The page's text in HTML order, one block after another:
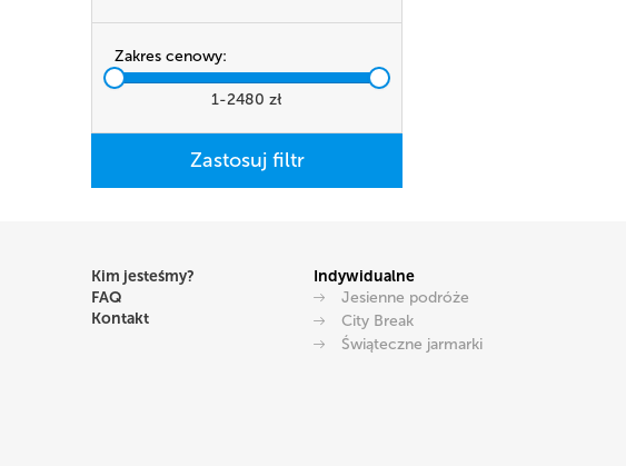
Zakres cenowy:
1-2480 zł
Kim jesteśmy?
FAQ
Kontakt
Indywidualne
Jesienne podróże
City Break
Świąteczne jarmarki